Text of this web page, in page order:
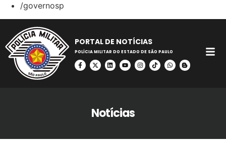
/governosp
PORTAL DE NOTÍCIAS
POLÍCIA MILITAR DO ESTADO DE SÃO PAULO
Notícias